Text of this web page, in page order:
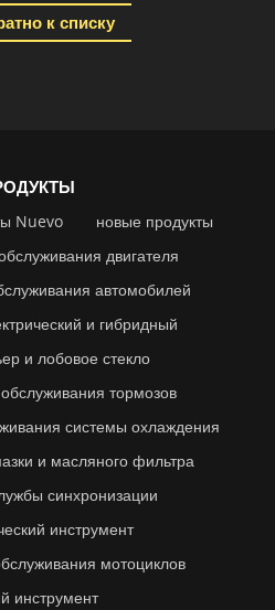
к списку
Nuevo
новые продукты
двигателя
автомобилей
и гибридный
и лобовое стекло
тормозов
системы охлаждения
и масляного фильтра
синхронизации
инструмент
мотоциклов
инструмент